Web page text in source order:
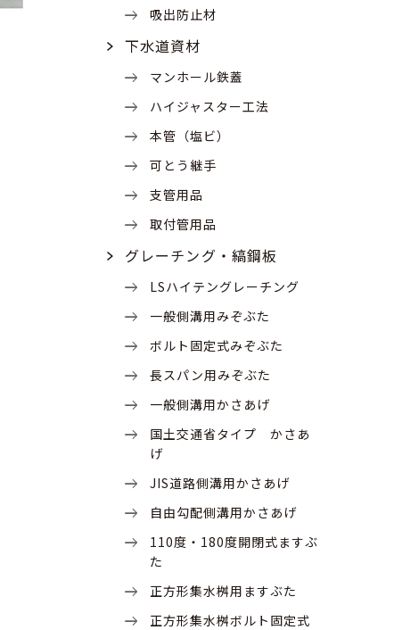
吸出防止材
下水道資材
マンホール鉄蓋
ハイジャスター工法
本管（塩ビ）
可とう継手
支管用品
取付管用品
グレーチング・縞鋼板
LSハイテングレーチング
一般側溝用みぞぶた
ボルト固定式みぞぶた
長スパン用みぞぶた
一般側溝用かさあげ
国土交通省タイプ かさあ
げ
JIS道路側溝用かさあげ
自由勾配側溝用かさあげ
110度・180度開閉式ますぶ
た
正方形集水桝用ますぶた
正方形集水桝ボルト固定式